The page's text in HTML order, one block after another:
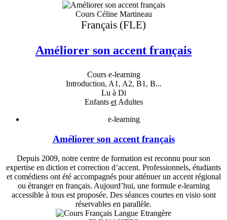
Cours Céline Martineau
Français (FLE)
Améliorer son accent français
Cours e-learning
Introduction, A1, A2, B1, B...
Lu à Di
Enfants etAdultes
e-learning
Améliorer son accent français
Depuis 2009, notre centre de formation est reconnu pour son
expertise en diction et correction d’accent. Professionnels, étudiants
et comédiens ont été accompagnés pour atténuer un accent régional
ou étranger en français. Aujourd’hui, une formule e-learning
accessible à tous est proposée. Des séances courtes en visio sont
réservables en parallèle.